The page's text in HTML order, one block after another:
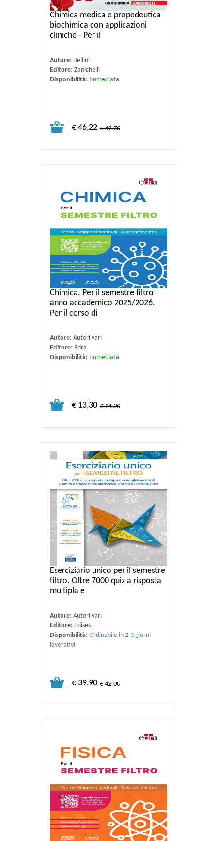
Chimica medica e propedeutica
biochimica con applicazioni
cliniche - Per il
Autore: Bellini
Editore: Zanichelli
Disponibilità: Immediata
€ 46,22 € 49.70
Chimica. Per il semestre filtro
anno accademico 2025/2026.
Per il corso di
Autore: Autori vari
Editore: Edra
Disponibilità: Immediata
€ 13,30 € 14.00
Eserciziario unico per il semestre
filtro. Oltre 7000 quiz a risposta
multipla e
Autore: Autori vari
Editore: Edises
Disponibilità: Ordinabile in 2-3 giorni
lavorativi
€ 39,90 € 42.00